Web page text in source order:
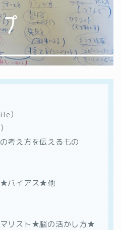
）
考え方を伝えるもの
バイアス★他
リスト★脳の活かし方★